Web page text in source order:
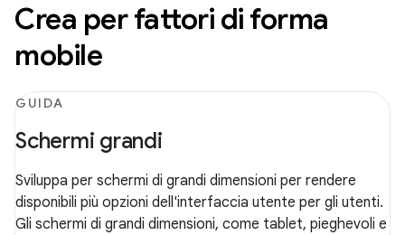
Crea per fattori di forma
mobile
GUIDA
Schermi grandi
Sviluppa per schermi di grandi dimensioni per rendere
disponibili più opzioni dell'interfaccia utente per gli utenti.
Gli schermi di grandi dimensioni, come tablet, pieghevoli e